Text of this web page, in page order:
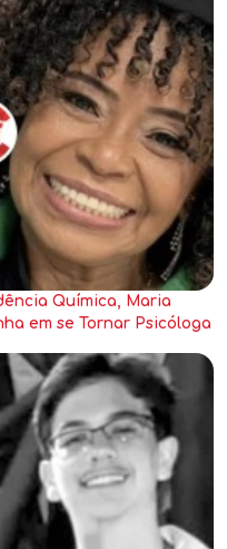
Química, Maria
em se Tornar Psicóloga